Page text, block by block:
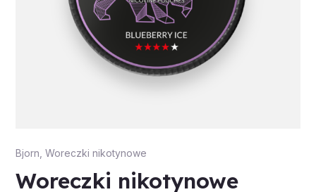
Bjorn Woreczki nikotynowe
Woreczki nikotynowe